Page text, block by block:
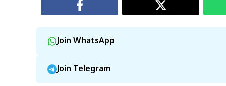
Join WhatsApp
Join Telegram